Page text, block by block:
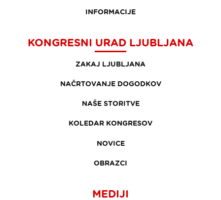
INFORMACIJE
KONGRESNI URAD LJUBLJANA
ZAKAJ LJUBLJANA
NAČRTOVANJE DOGODKOV
NAŠE STORITVE
KOLEDAR KONGRESOV
NOVICE
OBRAZCI
MEDIJI